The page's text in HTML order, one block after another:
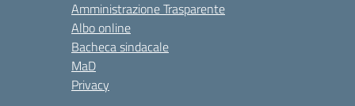
Amministrazione Trasparente
Albo online
Bacheca sindacale
MaD
Privacy